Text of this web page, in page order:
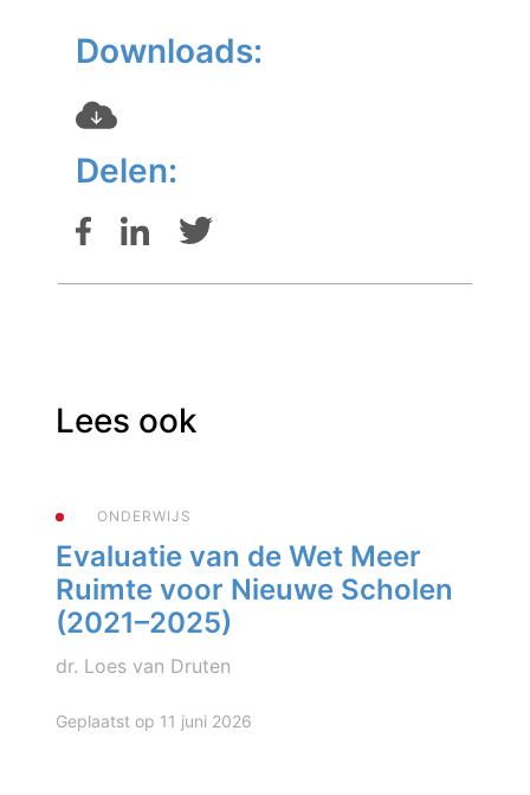
Downloads:
Delen:
Lees ook
ONDERWIJS
Evaluatie van de Wet Meer
Ruimte voor Nieuwe Scholen
(2021–2025)
dr. Loes van Druten
Geplaatst op 11 juni 2026